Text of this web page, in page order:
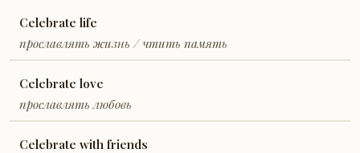
Celebrate life
прославлять жизнь / чтить память
Celebrate love
прославлять любовь
Celebrate with friends